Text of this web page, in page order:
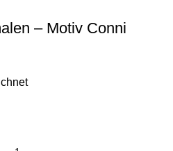
– Motiv Conni